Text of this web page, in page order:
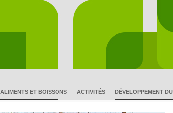
ALIMENTS ET BOISSONS ACTIVITÉS DÉVELOPPEMENT